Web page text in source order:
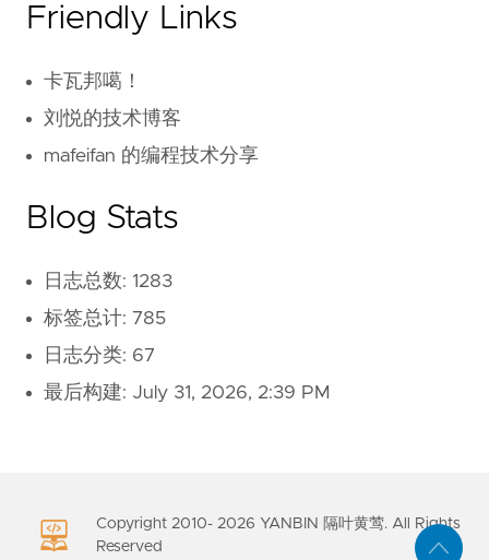
Friendly Links
卡瓦邦噶！
刘悦的技术博客
mafeifan 的编程技术分享
Blog Stats
日志总数: 1283
标签总计: 785
日志分类: 67
最后构建: July 31, 2026, 2:39 PM
Copyright 2010- 2026 YANBIN 隔叶黄莺. All Rights
Reserved